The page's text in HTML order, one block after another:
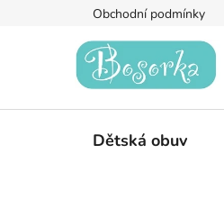
Obchodní podmínky
Dětská obuv